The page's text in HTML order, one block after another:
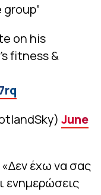
on his
fitness &
June
«Δεν έχω να σας